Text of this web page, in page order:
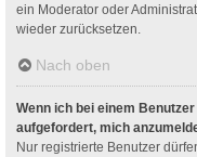
ein Moderator oder
wieder zurücksetzen.
Nach oben
Wenn ich bei einem
aufgefordert, mich
Nur registrierte Benutzer